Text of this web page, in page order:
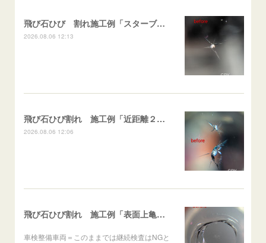
飛び石ひび 割れ施工例「スターブレイク系」 フリード
2026.08.06 12:13
飛び石ひび割れ 施工例「近距離２箇所・パーシャル系+スターブレイク系」ハイエース
2026.08.06 12:06
飛び石ひび割れ 施工例「表面上亀裂・ダメージクラック」ステラ
車検整備車両＝このままでは継続検査はNGと